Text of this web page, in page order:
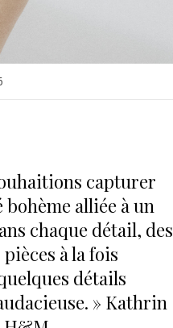
capturer
alliée à un
chaque détail, des
à la fois
détails
» Kathrin